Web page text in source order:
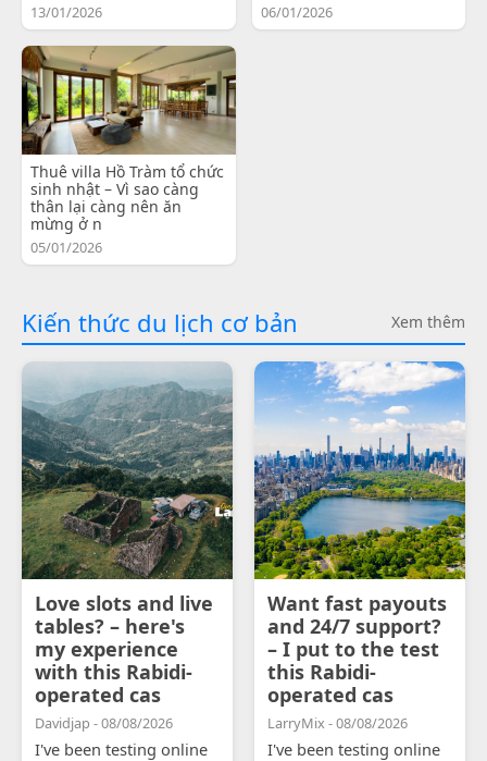
13/01/2026 06/01/2026
Thuê villa Hồ Tràm tổ chức
sinh nhật – Vì sao càng
thân lại càng nên ăn
mừng ở n
05/01/2026
Kiến thức du lịch cơ bản Xem thêm
Love slots and live
tables? – here's
my experience
with this Rabidi-
operated cas
Davidjap - 08/08/2026
I've been testing online
Want fast payouts
and 24/7 support?
– I put to the test
this Rabidi-
operated cas
LarryMix - 08/08/2026
I've been testing online